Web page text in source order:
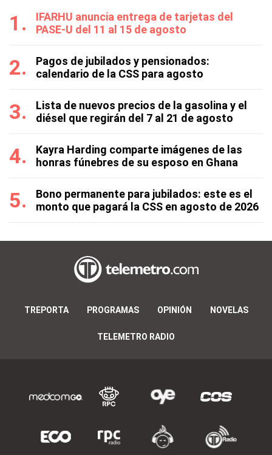
IFARHU anuncia entrega de tarjetas del
PASE-U del 11 al 15 de agosto
Pagos de jubilados y pensionados:
calendario de la CSS para agosto
Lista de nuevos precios de la gasolina y el
diésel que regirán del 7 al 21 de agosto
Kayra Harding comparte imágenes de las
honras fúnebres de su esposo en Ghana
Bono permanente para jubilados: este es el
monto que pagará la CSS en agosto de 2026
TREPORTA PROGRAMAS OPINIÓN NOVELAS
TELEMETRO RADIO